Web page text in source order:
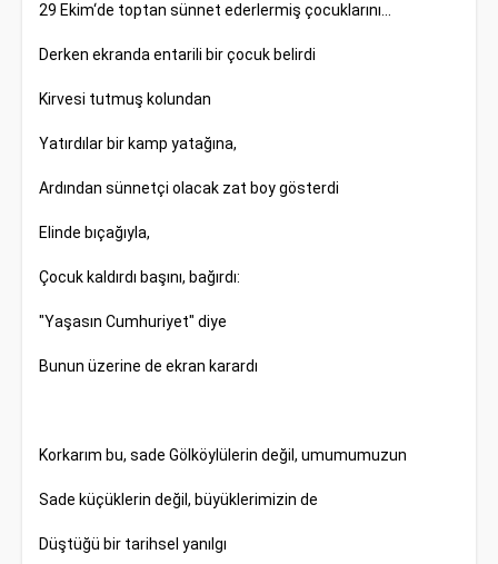
29 Ekim‘de toptan sünnet ederlermiş çocuklarını...
Derken ekranda entarili bir çocuk belirdi
Kirvesi tutmuş kolundan
Yatırdılar bir kamp yatağına,
Ardından sünnetçi olacak zat boy gösterdi
Elinde bıçağıyla,
Çocuk kaldırdı başını, bağırdı:
"Yaşasın Cumhuriyet" diye
Bunun üzerine de ekran karardı
Korkarım bu, sade Gölköylülerin değil, umumumuzun
Sade küçüklerin değil, büyüklerimizin de
Düştüğü bir tarihsel yanılgı